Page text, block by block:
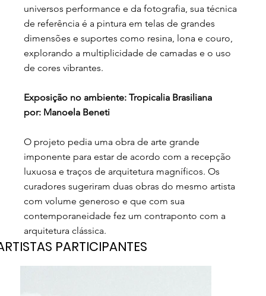
universos performance e da fotografia, sua técnica
de referência é a pintura em telas de grandes
dimensões e suportes como resina, lona e couro,
explorando a multiplicidade de camadas e o uso
de cores vibrantes.
Exposição no ambiente: Tropicalia Brasiliana
por: Manoela Beneti
O projeto pedia uma obra de arte grande
imponente para estar de acordo com a recepção
luxuosa e traços de arquitetura magníficos. Os
curadores sugeriram duas obras do mesmo artista
com volume generoso e que com sua
contemporaneidade fez um contraponto com a
arquitetura clássica.
PARTICIPANTES